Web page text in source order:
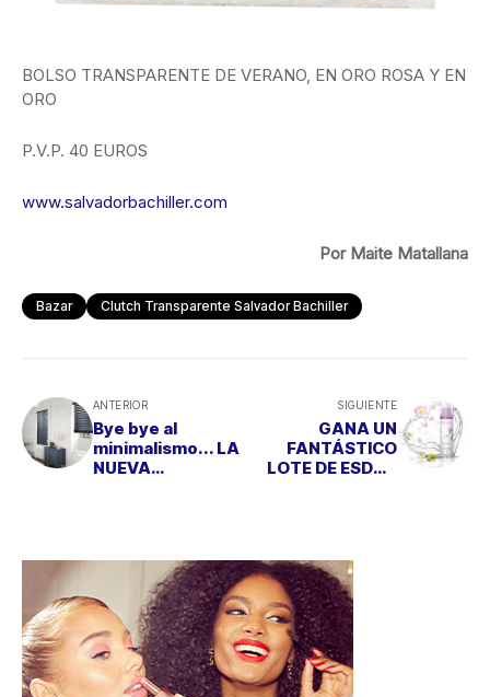
BOLSO TRANSPARENTE DE VERANO, EN ORO ROSA Y EN
ORO
P.V.P. 40 EUROS
www.salvadorbachiller.com
Por Maite Matallana
Bazar Clutch Transparente Salvador Bachiller
ANTERIOR
Bye bye al
minimalismo... LA
NUEVA
SIGUIENTE
GANA UN
FANTÁSTICO
LOTE DE ESDOR